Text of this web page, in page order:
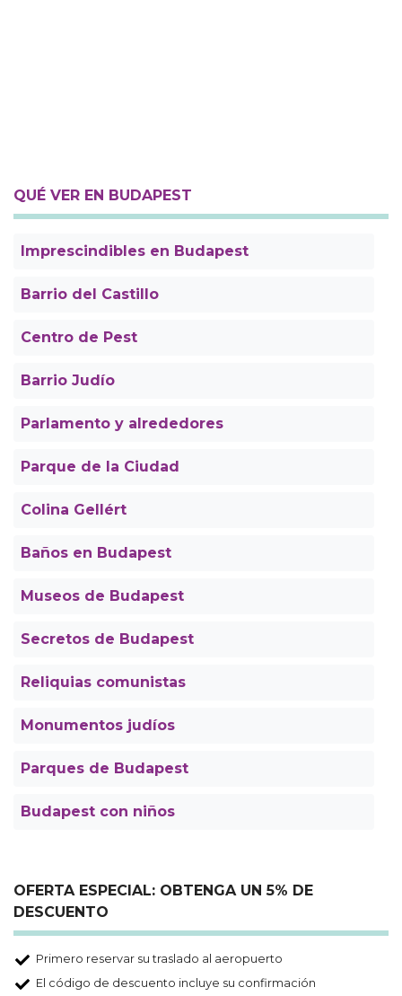
QUÉ VER EN BUDAPEST
Imprescindibles en Budapest
Barrio del Castillo
Centro de Pest
Barrio Judío
Parlamento y alrededores
Parque de la Ciudad
Colina Gellért
Baños en Budapest
Museos de Budapest
Secretos de Budapest
Reliquias comunistas
Monumentos judíos
Parques de Budapest
Budapest con niños
OFERTA ESPECIAL: OBTENGA UN 5% DE
DESCUENTO
Primero reservar su traslado al aeropuerto
El código de descuento incluye su confirmación